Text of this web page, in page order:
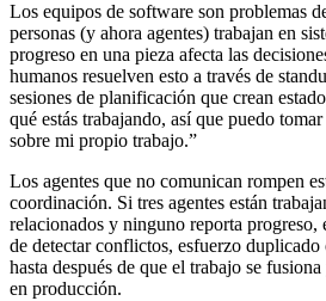
Los equipos de software son problemas
personas (y ahora agentes) trabajan en
progreso en una pieza afecta las
humanos resuelven esto a través de
sesiones de planificación que crean
qué estás trabajando, así que puedo
sobre mi propio trabajo.”
Los agentes que no comunican rompen
coordinación. Si tres agentes están
relacionados y ninguno reporta
de detectar conflictos, esfuerzo duplicado
hasta después de que el trabajo se
en producción.